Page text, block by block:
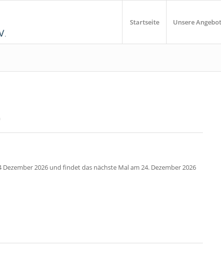
Startseite Unsere
2026 und findet das nächste Mal am 24. Dezember 2026